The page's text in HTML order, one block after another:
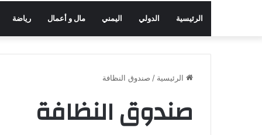
الرئيسية الدولي اليمني مال و أعمال رياضة
الرئيسية / صندوق النظافة
صندوق النظافة